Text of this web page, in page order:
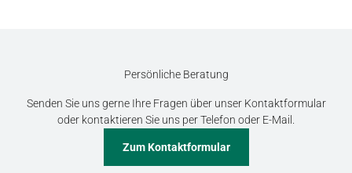
Persönliche Beratung
Senden Sie uns gerne Ihre Fragen über unser Kontaktformular
oder kontaktieren Sie uns per Telefon oder E-Mail.
Zum Kontaktformular